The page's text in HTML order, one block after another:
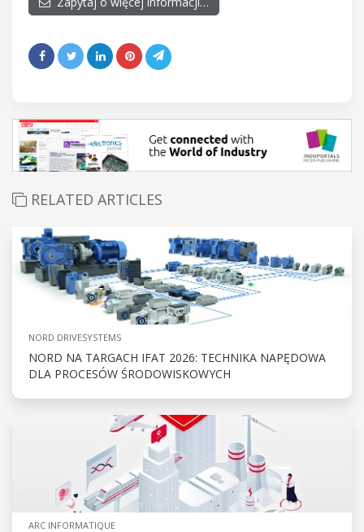
RELATED ARTICLES
NORD DRIVESYSTEMS
NORD NA TARGACH IFAT 2026: TECHNIKA NAPĘDOWA
DLA PROCESÓW ŚRODOWISKOWYCH
ARC INFORMATIQUE